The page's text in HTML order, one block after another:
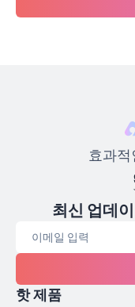
효과
최신 업데
핫 제품